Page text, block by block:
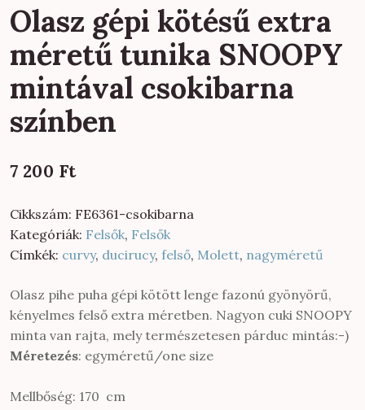
Olasz gépi kötésű extra
méretű tunika SNOOPY
mintával csokibarna
színben
7 200 Ft
Cikkszám: FE6361-csokibarna
Kategóriák: Felsők, Felsők
Címkék: curvy, ducirucy, felső, Molett, nagyméretű
Olasz pihe puha gépi kötött lenge fazonú gyönyörű,
kényelmes felső extra méretben. Nagyon cuki SNOOPY
minta van rajta, mely természetesen párduc mintás:-)
Méretezés: egyméretű/one size
Mellbőség: 170 cm